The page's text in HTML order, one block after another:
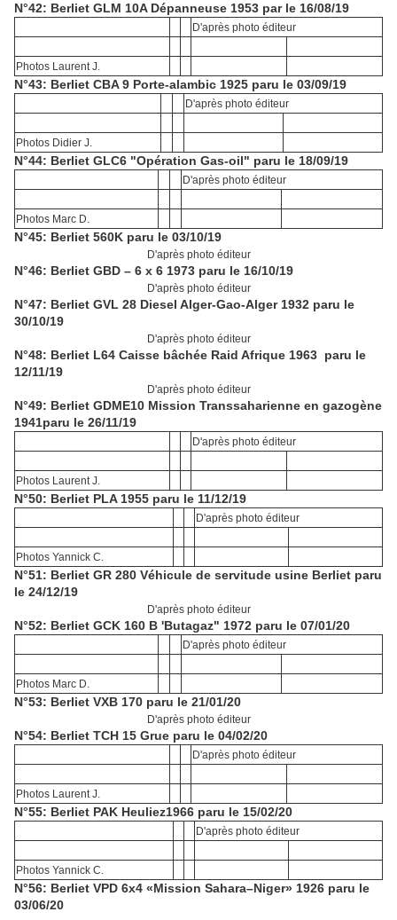
N°42: Berliet GLM 10A Dépanneuse 1953 par le 16/08/19
D'après photo éditeur
Photos Laurent J.
N°43: Berliet CBA 9 Porte-alambic 1925 paru le 03/09/19
D'après photo éditeur
Photos Didier J.
N°44: Berliet GLC6 "Opération Gas-oil" paru le 18/09/19
D'après photo éditeur
Photos Marc D.
N°45: Berliet 560K paru le 03/10/19
D'après photo éditeur
N°46: Berliet GBD – 6 x 6 1973 paru le 16/10/19
D'après photo éditeur
N°47: Berliet GVL 28 Diesel Alger-Gao-Alger 1932 paru le
30/10/19
D'après photo éditeur
N°48: Berliet L64 Caisse bâchée Raid Afrique 1963 paru le
12/11/19
D'après photo éditeur
N°49: Berliet GDME10 Mission Transsaharienne en gazogène
1941paru le 26/11/19
D'après photo éditeur
Photos Laurent J.
N°50: Berliet PLA 1955 paru le 11/12/19
D'après photo éditeur
Photos Yannick C.
N°51: Berliet GR 280 Véhicule de servitude usine Berliet paru
le 24/12/19
D'après photo éditeur
N°52: Berliet GCK 160 B 'Butagaz" 1972 paru le 07/01/20
D'après photo éditeur
Photos Marc D.
N°53: Berliet VXB 170 paru le 21/01/20
D'après photo éditeur
N°54: Berliet TCH 15 Grue paru le 04/02/20
D'après photo éditeur
Photos Laurent J.
N°55: Berliet PAK Heuliez1966 paru le 15/02/20
D'après photo éditeur
Photos Yannick C.
N°56: Berliet VPD 6x4 «Mission Sahara–Niger» 1926 paru le
03/06/20